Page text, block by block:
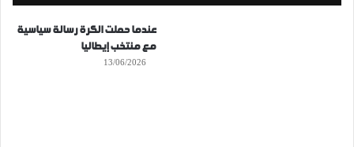
عندما حملت الكرة رسالة سياسية
مع منتخب إيطاليا
13/06/2026